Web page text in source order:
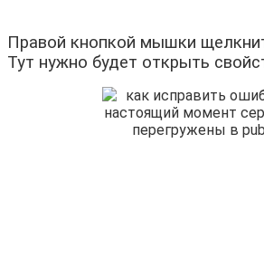
Правой кнопкой мышки
Тут нужно будет открыть